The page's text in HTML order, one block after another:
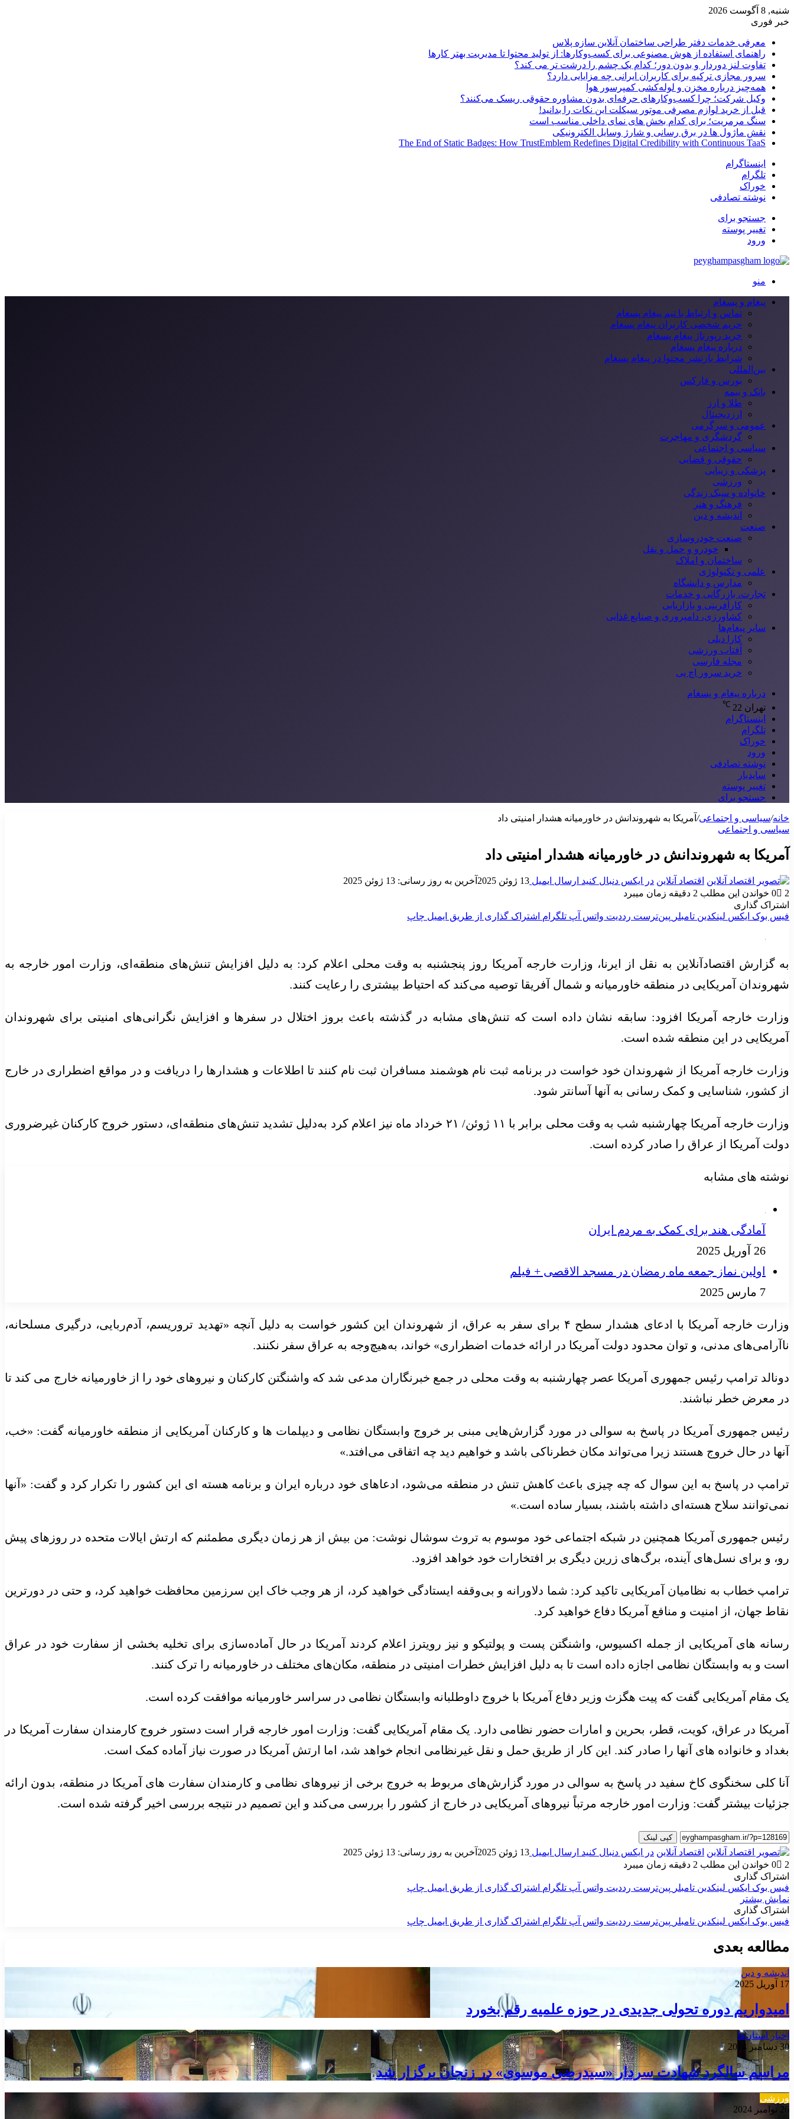
شنبه, 8 آگوست 2026
خبر فوری
معرفی خدمات دفتر طراحی ساختمان آنلاین سازه پلاس
راهنمای استفاده از هوش مصنوعی برای کسب‌وکارها: از تولید محتوا تا مدیریت بهتر کارها
تفاوت لنز دوردار و بدون دور؛ کدام یک چشم را درشت تر می کند؟
سرور مجازی ترکیه برای کاربران ایرانی چه مزایایی دارد؟
همه‌چیز درباره مخزن و لوله‌کشی کمپرسور هوا
وکیل شرکت؛ چرا کسب‌وکارهای حرفه‌ای بدون مشاوره حقوقی ریسک می‌کنند؟
قبل از خرید لوازم مصرفی موتور سیکلت این نکات را بدانید!
سنگ مرمریت؛ برای کدام بخش های نمای داخلی مناسب است
نقش ماژول ها در برق رسانی و شارژ وسایل الکترونیکی
The End of Static Badges: How TrustEmblem Redefines Digital Credibility with Continuous TaaS
اینستاگرام
تلگرام
خوراک
نوشته تصادفی
جستجو برای
تغییر پوسته
ورود
منو
پیغام و پسغام
تماس و ارتباط با تیم پیغام پسغام
حریم شخصی کاربران پیغام پسغام
خرید رپورتاژ پیغام پسغام
درباره پیغام پسغام
شرایط بازنشر محتوا در پیغام پسغام
بین‌المللی
بورس و فارکس
بانک و بیمه
طلا و ارز
ارزدیجیتال
عمومی و سرگرمی
گردشگری و مهاجرت
سیاسی و اجتماعی
حقوقی و قضایی
پزشکی و زیبایی
ورزشی
خانواده و سبک زندگی
فرهنگ و هنر
اندیشه و دین
صنعت
صنعت خودروسازی
خودرو و حمل و نقل
ساختمان و املاک
علمی و تکنولوژی
مدارس و دانشگاه
تجارت، بازرگانی و خدمات
کارآفرینی و بازاریابی
کشاورزی، دامپروری و صنایع غذایی
سایر پیغام‌ها
کارا دیلی
آفتاب ورزشی
مجله فارسی
خرید سرور اچ پی
درباره پیغام و پسغام
تهران 22
℃
اینستاگرام
تلگرام
خوراک
ورود
نوشته تصادفی
سایدبار
تغییر پوسته
جستجو برای
خانه/سیاسی و اجتماعی/ آمریکا به شهروندانش در خاورمیانه هشدار امنیتی داد
سیاسی و اجتماعی
آمریکا به شهروندانش در خاورمیانه هشدار امنیتی داد
اقتصاد آنلاین در ایکس دنبال کنید ارسال ایمیل 13 ژوئن 2025
آخرین به روز رسانی: 13 ژوئن 2025
0
2
خواندن این مطلب 2 دقیقه زمان میبرد
اشتراک گذاری
فیس بوک ایکس لینکدین ‫تامبلر ‫پین‌ترست ‫رددیت واتس آپ تلگرام اشتراک گذاری از طریق ایمیل چاپ
به گزارش اقتصادآنلاین به نقل از ایرنا، وزارت خارجه آمریکا روز پنجشنبه به وقت محلی اعلام کرد: به دلیل افزایش تنش‌های منطقه‌ای، وزارت امور خارجه به
شهروندان آمریکایی در منطقه خاورمیانه و شمال آفریقا توصیه می‌کند که احتیاط بیشتری را رعایت کنند.
وزارت خارجه آمریکا افزود: سابقه نشان داده است که تنش‌های مشابه در گذشته باعث بروز اختلال در سفرها و افزایش نگرانی‌های امنیتی برای شهروندان
آمریکایی در این منطقه شده است.
وزارت خارجه آمریکا از شهروندان خود خواست در برنامه ثبت نام هوشمند مسافران ثبت نام کنند تا اطلاعات و هشدارها را دریافت و در مواقع اضطراری در خارج
از کشور، شناسایی و کمک رسانی به آنها آسانتر شود.
وزارت خارجه آمریکا چهارشنبه شب به وقت محلی برابر با ۱۱ ژوئن/ ۲۱ خرداد ماه نیز اعلام کرد به‌دلیل تشدید تنش‌های منطقه‌ای، دستور خروج کارکنان غیرضروری
دولت آمریکا از عراق را صادر کرده است.
نوشته های مشابه
آمادگی هند برای کمک به مردم ایران
26 آوریل 2025
اولین نماز جمعه ماه رمضان در مسجد الاقصی + فیلم
7 مارس 2025
وزارت خارجه آمریکا با ادعای هشدار سطح ۴ برای سفر به عراق، از شهروندان این کشور خواست به ‌دلیل آنچه «تهدید تروریسم، آدم‌ربایی، درگیری مسلحانه،
ناآرامی‌های مدنی، و توان محدود دولت آمریکا در ارائه خدمات اضطراری» خواند، به‌هیچ‌وجه به عراق سفر نکنند.
دونالد ترامپ رئیس جمهوری آمریکا عصر چهارشنبه به وقت محلی در جمع خبرنگاران مدعی شد که واشنگتن کارکنان و نیروهای خود را از خاورمیانه خارج می کند تا
در معرض خطر نباشند.
رئیس جمهوری آمریکا در پاسخ به سوالی در مورد گزارش‌هایی مبنی بر خروج وابستگان نظامی و دیپلمات ها و کارکنان آمریکایی از منطقه خاورمیانه گفت: «خب،
آنها در حال خروج هستند زیرا می‌تواند مکان خطرناکی باشد و خواهیم دید چه اتفاقی می‌افتد.»
ترامپ در پاسخ به این سوال که چه چیزی باعث کاهش تنش در منطقه می‌شود، ادعاهای خود درباره ایران و برنامه هسته ای این کشور را تکرار کرد و گفت: «آنها
نمی‌توانند سلاح هسته‌ای داشته باشند، بسیار ساده است.»
رئیس جمهوری آمریکا همچنین در شبکه اجتماعی خود موسوم به تروث سوشال نوشت: من بیش از هر زمان دیگری مطمئنم که ارتش ایالات متحده در روزهای پیش
رو، و برای نسل‌های آینده، برگ‌های زرین دیگری بر افتخارات خود خواهد افزود.
ترامپ خطاب به نظامیان آمریکایی تاکید کرد: شما دلاورانه و بی‌وقفه ایستادگی خواهید کرد، از هر وجب خاک این سرزمین محافظت خواهید کرد، و حتی در دورترین
نقاط جهان، از امنیت و منافع آمریکا دفاع خواهید کرد.
رسانه های آمریکایی از جمله اکسیوس، واشنگتن پست و پولتیکو و نیز رویترز اعلام کردند آمریکا در حال آماده‌سازی برای تخلیه بخشی از سفارت خود در عراق
است و به وابستگان نظامی اجازه داده است تا به دلیل افزایش خطرات امنیتی در منطقه، مکان‌های مختلف در خاورمیانه را ترک کنند.
یک مقام آمریکایی گفت که پیت هگزث وزیر دفاع آمریکا با خروج داوطلبانه وابستگان نظامی در سراسر خاورمیانه موافقت کرده است.
آمریکا در عراق، کویت، قطر، بحرین و امارات حضور نظامی دارد. یک مقام آمریکایی گفت: وزارت امور خارجه قرار است دستور خروج کارمندان سفارت آمریکا در
بغداد و خانواده های آنها را صادر کند. این کار از طریق حمل و نقل غیرنظامی انجام خواهد شد، اما ارتش آمریکا در صورت نیاز آماده کمک است.
آنا کلی سخنگوی کاخ سفید در پاسخ به سوالی در مورد گزارش‌های مربوط به خروج برخی از نیروهای نظامی و کارمندان سفارت های آمریکا در منطقه، بدون ارائه
جزئیات بیشتر گفت: وزارت امور خارجه مرتباً نیروهای آمریکایی در خارج از کشور را بررسی می‌کند و این تصمیم در نتیجه بررسی اخیر گرفته شده است.
کپی لینک
اقتصاد آنلاین در ایکس دنبال کنید ارسال ایمیل 13 ژوئن 2025
آخرین به روز رسانی: 13 ژوئن 2025
0
2
خواندن این مطلب 2 دقیقه زمان میبرد
اشتراک گذاری
فیس بوک ایکس لینکدین ‫تامبلر ‫پین‌ترست ‫رددیت واتس آپ تلگرام اشتراک گذاری از طریق ایمیل چاپ
نمایش بیشتر
اشتراک گذاری
فیس بوک ایکس لینکدین ‫تامبلر ‫پین‌ترست ‫رددیت واتس آپ تلگرام اشتراک گذاری از طریق ایمیل چاپ
مطالعه بعدی
اندیشه و دین
17 آوریل 2025
امیدواریم دوره تحولی جدیدی در حوزه علمیه رقم بخورد
اخبار استان‌ها
30 دسامبر 2024
مراسم سالگرد شهادت سردار «سیدرضی موسوی» در زنجان برگزار شد
ورزشی
26 نوامبر 2024